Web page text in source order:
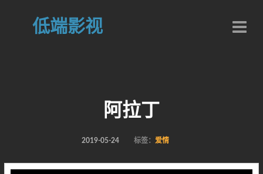
低端影视
阿拉丁
2019-05-24 标签： 爱情